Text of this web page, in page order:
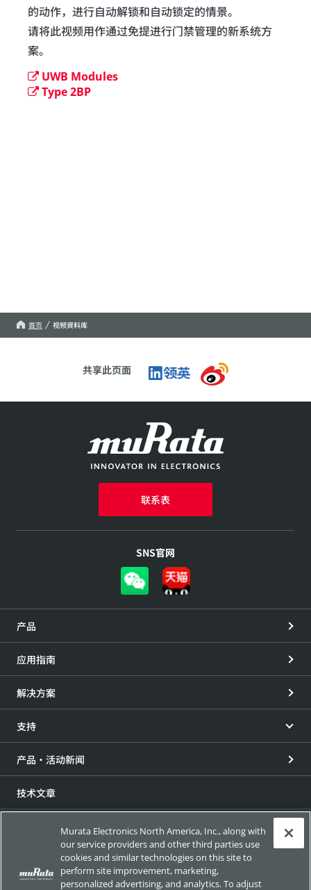
的动作，进行自动解锁和自动锁定的情景。
请将此视频用作通过免提进行门禁管理的新系统方
案。
UWB Modules
Type 2BP
首页 视频資料库
共享此页面
联系表
SNS官网
产品
应用指南
解决方案
支持
产品・活动新闻
技术文章
my MurataMurata Electronics North America, Inc., along with
our service providers and other third parties use
cookies and similar technologies on this site to
perform site improvement, marketing,
personalized advertising, and analytics. To adjust